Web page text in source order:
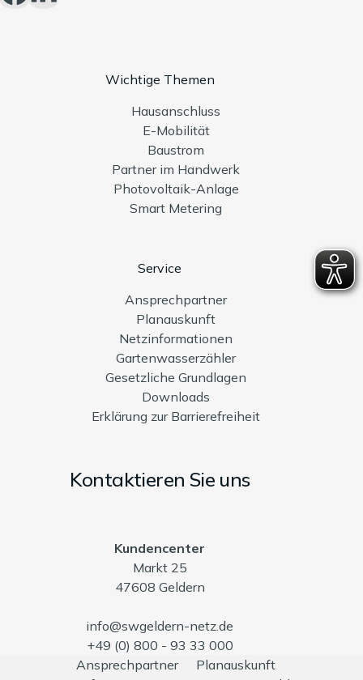
Wichtige Themen
Hausanschluss
E-Mobilität
Baustrom
Partner im Handwerk
Photovoltaik-Anlage
Smart Metering
Service
Ansprechpartner
Planauskunft
Netzinformationen
Gartenwasserzähler
Gesetzliche Grundlagen
Downloads
Erklärung zur Barrierefreiheit
Kontaktieren Sie uns
Kundencenter
Markt 25
47608 Geldern
info@swgeldern-netz.de
+49 (0) 800 - 93 33 000
Ansprechpartner
Planauskunft